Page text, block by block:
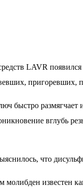
LAVR
пригоревших,
быстро размягчает
вглубь
что
известен